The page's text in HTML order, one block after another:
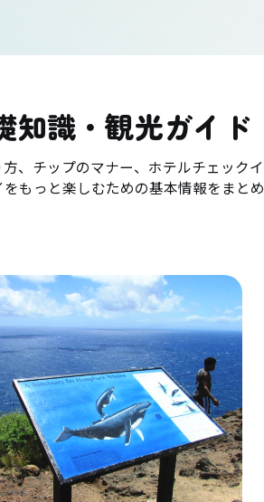
知識・観光ガイド
、チップのマナー、ホテルチェック
もっと楽しむための基本情報をまと